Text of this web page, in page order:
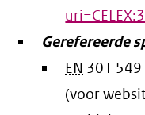
Gerefereerde
EN 301
(voor